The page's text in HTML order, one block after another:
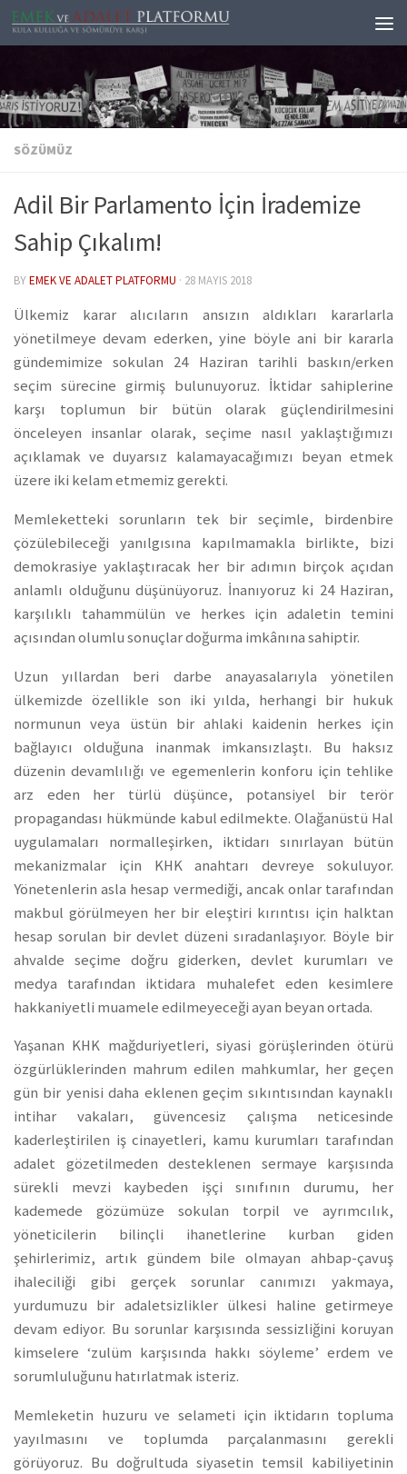
Skip to content
SÖZÜMÜZ
Adil Bir Parlamento İçin İrademize
Sahip Çıkalım!
BYEMEK VE ADALET PLATFORMU · 28 MAYIS 2018
Ülkemiz karar alıcıların ansızın aldıkları kararlarla
yönetilmeye devam ederken, yine böyle ani bir kararla
gündemimize sokulan 24 Haziran tarihli baskın/erken
seçim sürecine girmiş bulunuyoruz. İktidar sahiplerine
karşı toplumun bir bütün olarak güçlendirilmesini
önceleyen insanlar olarak, seçime nasıl yaklaştığımızı
açıklamak ve duyarsız kalamayacağımızı beyan etmek
üzere iki kelam etmemiz gerekti.
Memleketteki sorunların tek bir seçimle, birdenbire
çözülebileceği yanılgısına kapılmamakla birlikte, bizi
demokrasiye yaklaştıracak her bir adımın birçok açıdan
anlamlı olduğunu düşünüyoruz. İnanıyoruz ki 24 Haziran,
karşılıklı tahammülün ve herkes için adaletin temini
açısından olumlu sonuçlar doğurma imkânına sahiptir.
Uzun yıllardan beri darbe anayasalarıyla yönetilen
ülkemizde özellikle son iki yılda, herhangi bir hukuk
normunun veya üstün bir ahlaki kaidenin herkes için
bağlayıcı olduğuna inanmak imkansızlaştı. Bu haksız
düzenin devamlılığı ve egemenlerin konforu için tehlike
arz eden her türlü düşünce, potansiyel bir terör
propagandası hükmünde kabul edilmekte. Olağanüstü Hal
uygulamaları normalleşirken, iktidarı sınırlayan bütün
mekanizmalar için KHK anahtarı devreye sokuluyor.
Yönetenlerin asla hesap vermediği, ancak onlar tarafından
makbul görülmeyen her bir eleştiri kırıntısı için halktan
hesap sorulan bir devlet düzeni sıradanlaşıyor. Böyle bir
ahvalde seçime doğru giderken, devlet kurumları ve
medya tarafından iktidara muhalefet eden kesimlere
hakkaniyetli muamele edilmeyeceği ayan beyan ortada.
Yaşanan KHK mağduriyetleri, siyasi görüşlerinden ötürü
özgürlüklerinden mahrum edilen mahkumlar, her geçen
gün bir yenisi daha eklenen geçim sıkıntısından kaynaklı
intihar vakaları, güvencesiz çalışma neticesinde
kaderleştirilen iş cinayetleri, kamu kurumları tarafından
adalet gözetilmeden desteklenen sermaye karşısında
sürekli mevzi kaybeden işçi sınıfının durumu, her
kademede gözümüze sokulan torpil ve ayrımcılık,
yöneticilerin bilinçli ihanetlerine kurban giden
şehirlerimiz, artık gündem bile olmayan ahbap-çavuş
ihaleciliği gibi gerçek sorunlar canımızı yakmaya,
yurdumuzu bir adaletsizlikler ülkesi haline getirmeye
devam ediyor. Bu sorunlar karşısında sessizliğini koruyan
kimselere ‘zulüm karşısında hakkı söyleme’ erdem ve
sorumluluğunu hatırlatmak isteriz.
Memleketin huzuru ve selameti için iktidarın topluma
yayılmasını ve toplumda parçalanmasını gerekli
görüyoruz. Bu doğrultuda siyasetin temsil kabiliyetinin